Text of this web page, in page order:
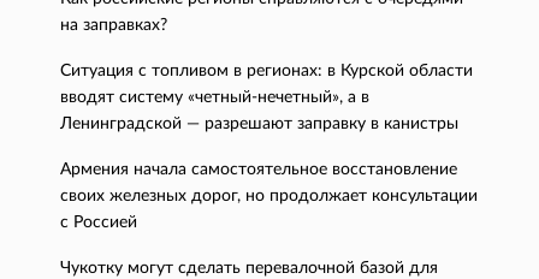
на заправках?
Ситуация с топливом в регионах: в Курской области
вводят систему «четный-нечетный», а в
Ленинградской — разрешают заправку в канистры
Армения начала самостоятельное восстановление
своих железных дорог, но продолжает консультации
с Россией
Чукотку могут сделать перевалочной базой для